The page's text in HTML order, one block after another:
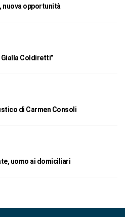
nuova opportunità
Gialla Coldiretti”
di Carmen Consoli
uomo ai domiciliari